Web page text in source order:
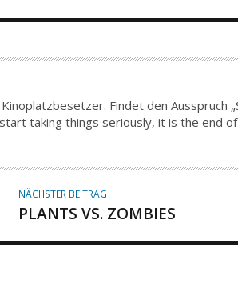
Findet den Ausspruch
taking things seriously, it is the end of
NÄCHSTER BEITRAG
PLANTS VS. ZOMBIES